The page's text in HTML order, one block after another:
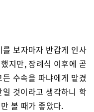
보자마자 반갑게 인사
지만, 장례식 이후에 곧
수속을 파냐에게 맡겼
것이라고 생각하니 학
볼 때가 좋았다.